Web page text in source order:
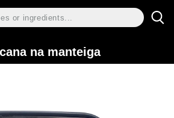
na manteiga